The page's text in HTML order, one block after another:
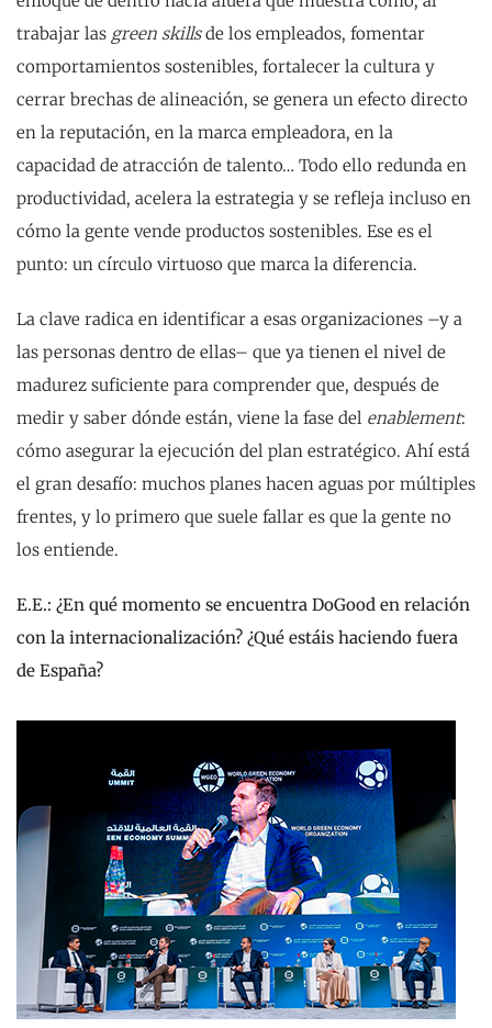
trabajar las green skillsde los empleados, fomentar
comportamientos sostenibles, fortalecer la cultura y
cerrar brechas de alineación, se genera un efecto directo
en la reputación, en la marca empleadora, en la
capacidad de atracción de talento… Todo ello redunda en
productividad, acelera la estrategia y se refleja incluso en
cómo la gente vende productos sostenibles. Ese es el
punto: un círculo virtuoso que marca la diferencia.
La clave radica en identificar a esas organizaciones –y a
las personas dentro de ellas– que ya tienen el nivel de
madurez suficiente para comprender que, después de
medir y saber dónde están, viene la fase del enablement:
cómo asegurar la ejecución del plan estratégico. Ahí está
el gran desafío: muchos planes hacen aguas por múltiples
frentes, y lo primero que suele fallar es que la gente no
los entiende.
E.E.: ¿En qué momento se encuentra DoGood en relación
con la internacionalización? ¿Qué estáis haciendo fuera
de España?